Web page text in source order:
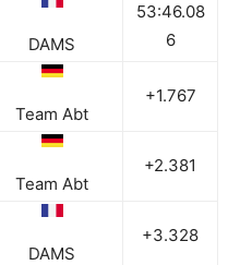
DAMS
53:46.08
6
Team Abt
+1.767
Team Abt
+2.381
DAMS
+3.328